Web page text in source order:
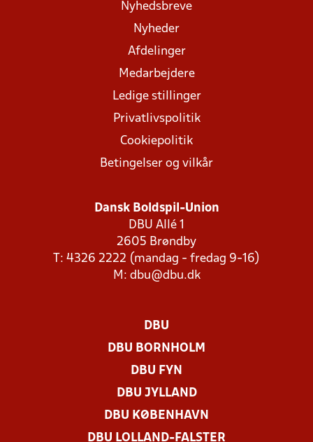
Nyhedsbreve
Nyheder
Afdelinger
Medarbejdere
Ledige stillinger
Privatlivspolitik
Cookiepolitik
Betingelser og vilkår
Dansk Boldspil-Union
DBU Allé 1
2605 Brøndby
T: 4326 2222 (mandag - fredag 9-16)
M: dbu@dbu.dk
DBU
DBU BORNHOLM
DBU FYN
DBU JYLLAND
DBU KØBENHAVN
DBU LOLLAND-FALSTER